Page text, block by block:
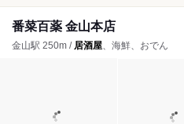
番菜百薬 金山本店
金山駅 250m / 居酒屋、海鮮、おでん